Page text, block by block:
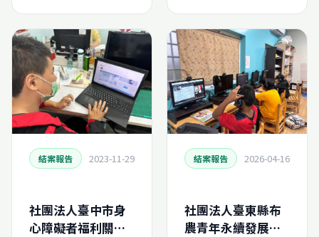
結案報告 2023-11-29
社團法人臺中市身
心障礙者福利關懷
結案報告 2026-04-16
社團法人臺東縣布
農青年永續發展協